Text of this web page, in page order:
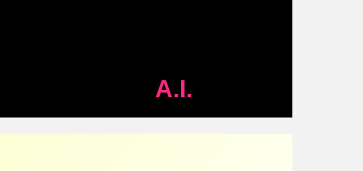
A.I.